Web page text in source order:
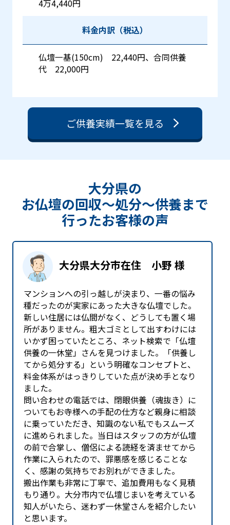
4万4,440円
料金内訳（税込）
仏壇一基(150cm) 22,440円、合同供養
代 22,000円
ご供養実績一覧を見る
大分県の
お仏壇の回収〜処分〜供養まで
⾏ったお客様の声
大分県大分市在住 小野 様
マンションへの引っ越しが決まり、一番の悩み
種だったのが実家にあった大きな仏壇でした。
新しい住居には仏間がなく、どうしても置く場
所がありません。粗大ゴミとして出すわけには
いかず困っていたところ、ネット検索で「仏壇
供養の一休堂」さんを見つけました。「供養し
てから処分する」という明確なコンセプトと、
料金体系がはっきりしていた点が決め手となり
ました。
問い合わせの電話では、閉眼供養（魂抜き）に
ついてもお寺様への手配の仕方など親身に相談
に乗っていただき、知識のない私でもスムーズ
に進められました。当日はスタッフの方が仏壇
の前で合掌し、僧侶による読経を済ませてから
作業に入られたので、罪悪感を感じることな
く、感謝の気持ちでお別れができました。
搬出作業も非常に丁寧で、追加費用もなく見積
もり通り。大分市内で仏壇じまいを考えている
知人がいたら、迷わず一休堂さんを紹介したい
と思います。